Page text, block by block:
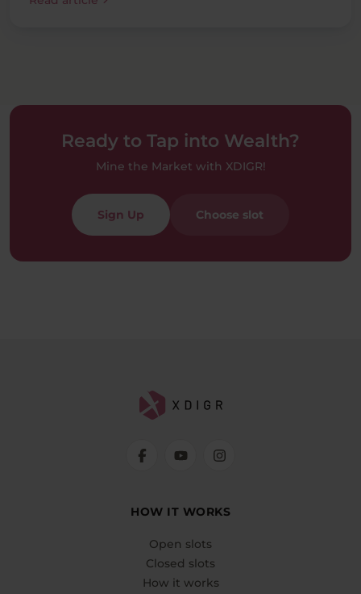
Ready to Tap into Wealth?
Mine the Market with XDIGR!
Sign Up Choose slot
HOW IT WORKS
Open slots
Closed slots
How it works